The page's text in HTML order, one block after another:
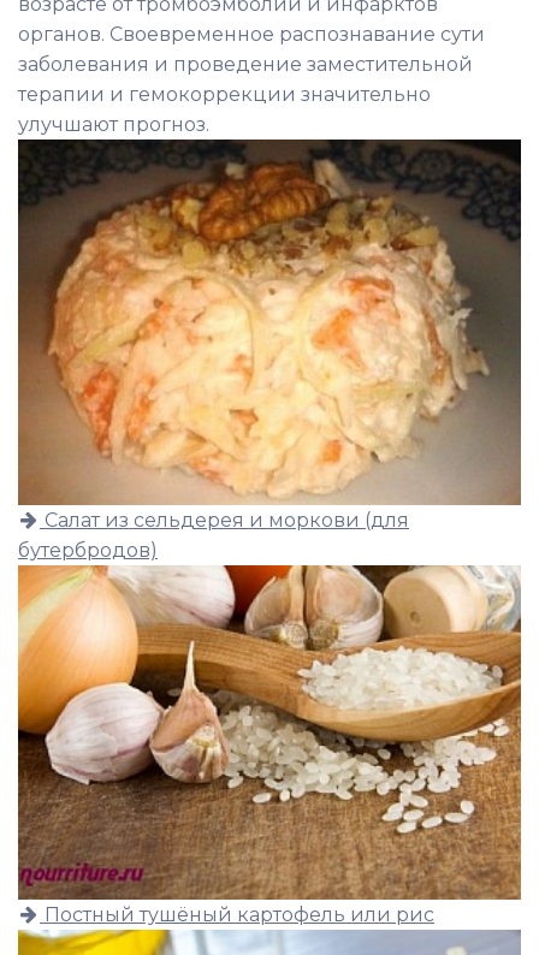
органов. Своевременное распознавание сути
заболевания и проведение заместительной
терапии и гемокоррекции значительно
улучшают прогноз.
Салат из сельдерея и моркови (для
бутербродов)
Постный тушёный картофель или рис